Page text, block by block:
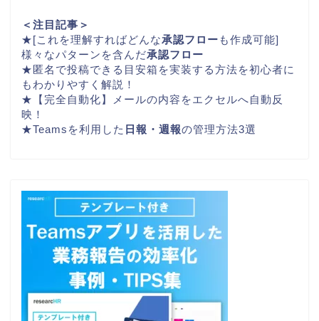
＜注目記事＞
★[これを理解すればどんな承認フロー も作成可能]
様々なパターンを含んだ承認フロー
★匿名で投稿できる 目安箱 を実装する方法を初心者に
もわかりやすく解説！
★
【完全自動化】メールの内容をエクセルへ自動反
映！
★Teamsを利用した 日報・週報の管理方法3選